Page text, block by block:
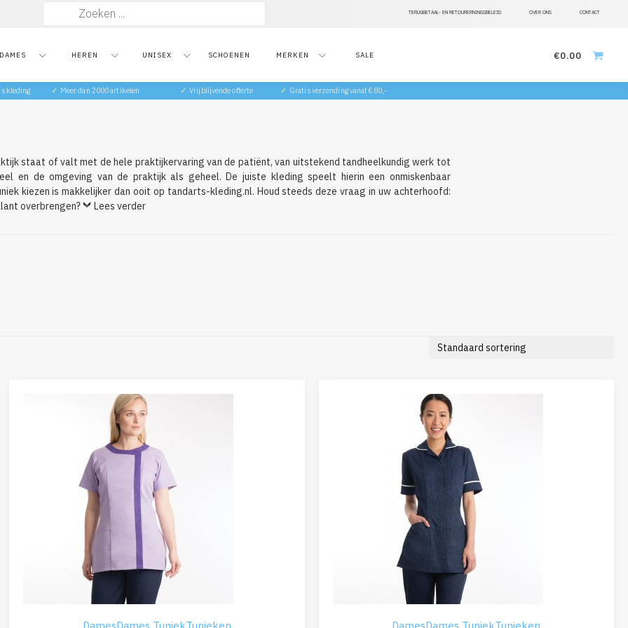
TERUGBETAAL- EN RETOURERNINGSBELEID OVER ONS CONTACT
DAMES HEREN UNISEX SCHOENEN MERKEN SALE €0.00
kleding ✓ Meer dan 2000 artikelen ✓ Vrijblijvende offerte ✓ Gratis verzending vanaf €80,-
staat of valt met de hele praktijkervaring van de patiënt, van uitstekend tandheelkundig werk tot
en de omgeving van de praktijk als geheel. De juiste kleding speelt hierin een onmiskenbaar
kiezen is makkelijker dan ooit op tandarts-kleding.nl. Houd steeds deze vraag in uw achterhoofd:
overbrengen?
Lees verder